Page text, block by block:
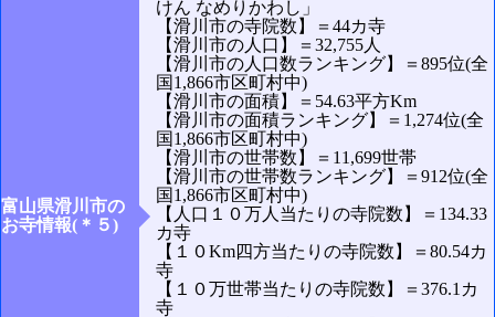
富山県滑川市の
お寺情報(＊５)
けん なめりかわし」
【滑川市の寺院数】＝44カ寺
【滑川市の人口】＝32,755人
【滑川市の人口数ランキング】＝895位(全
国1,866市区町村中)
【滑川市の面積】＝54.63平方Km
【滑川市の面積ランキング】＝1,274位(全
国1,866市区町村中)
【滑川市の世帯数】＝11,699世帯
【滑川市の世帯数ランキング】＝912位(全
国1,866市区町村中)
【人口１０万人当たりの寺院数】＝134.33
カ寺
【１０Km四方当たりの寺院数】＝80.54カ
寺
【１０万世帯当たりの寺院数】＝376.1カ
寺